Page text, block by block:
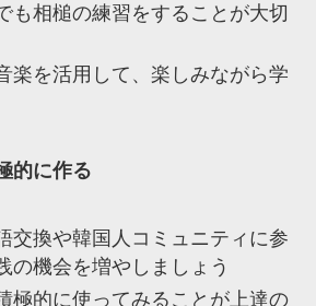
も相槌の練習をすることが大切
楽を活用して、楽しみながら学
的に作る
交換や韓国人コミュニティに参
の機会を増やしましょう
極的に使ってみることが上達の